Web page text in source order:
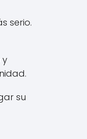
serio.
y
su